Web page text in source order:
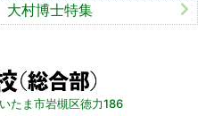
ま市岩槻区徳力186
大村博士特集